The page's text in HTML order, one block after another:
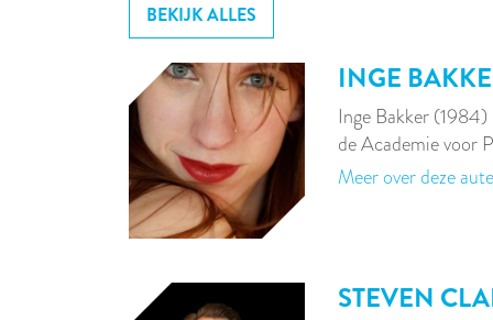
BEKIJK ALLES
INGE
Inge Bakker
de Academie voor
Meer over deze
STEVEN